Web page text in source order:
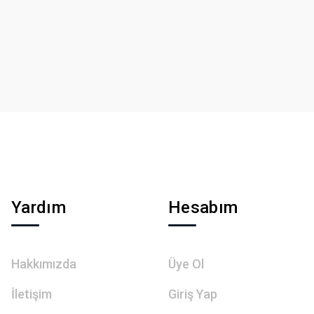
Yardım
Hakkımızda
İletişim
Hesabım
Üye Ol
Giriş Yap